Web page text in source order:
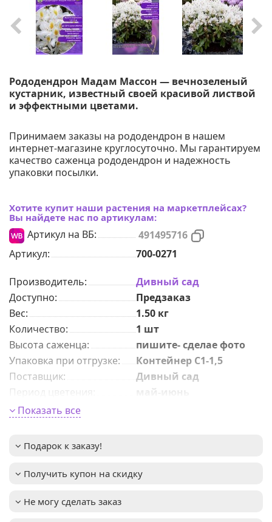
Рододендрон Мадам Массон — вечнозеленый
кустарник, известный своей красивой листвой
и эффектными цветами.
Принимаем заказы на рододендрон в нашем
интернет-магазине круглосуточно. Мы гарантируем
качество саженца рододендрон и надежность
упаковки посылки.
Хотите купит наши растения на маркетплейсах?
Вы найдете нас по артикулам:
Артикул на ВБ:
491495716
Артикул:
700-0271
Производитель:
Дивный сад
Доступно:
Предзаказ
Вес:
1.50 кг
Количeствo:
1 шт
Высота саженца:
пишите- сделае фото
Упаковка при отгрузке:
Контейнер С1-1,5
Поставщик:
Дивный сад
Период цветения
май-июнь
Размер цветка:
растения:
Важное описание:
Показать все
Подарок к заказу!
Получить купон на скидку
Не могу сделать заказ